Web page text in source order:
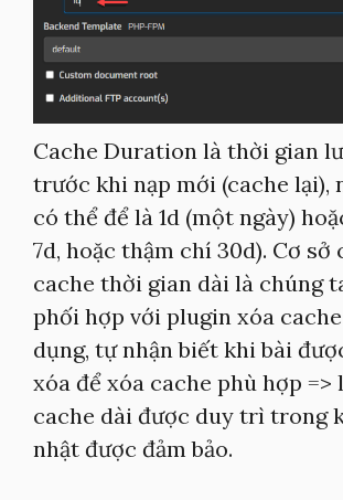
Cache Duration là thời gian
trước khi nạp mới (cache lại),
có thể để là 1d (một ngày)
7d, hoặc thậm chí 30d). Cơ sở
cache thời gian dài là chúng
phối hợp với plugin xóa
dụng, tự nhận biết khi bài
xóa để xóa cache phù hợp
cache dài được duy trì trong
nhật được đảm bảo.